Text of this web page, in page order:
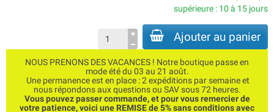
supérieure : 10 à 15 jours
Ajouter au panier
NOUS PRENONS DES VACANCES ! Notre boutique passe en
mode été du 03 au 21 août.
Une permanence est en place : 2 expéditions par semaine et
nous répondons aux questions ou SAV sous 72 heures.
Vous pouvez passer commande, et pour vous remercier de
votre patience, voici une REMISE de 5% sans conditions avec